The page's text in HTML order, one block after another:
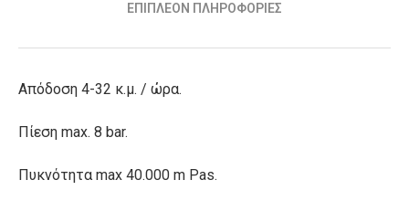
ΕΠΙΠΛΈΟΝ ΠΛΗΡΟΦΟΡΊΕΣ
Aπόδοση 4-32 κ.μ. / ώρα.
Πίεση max. 8 bar.
Πυκνότητα max 40.000 m Pas.